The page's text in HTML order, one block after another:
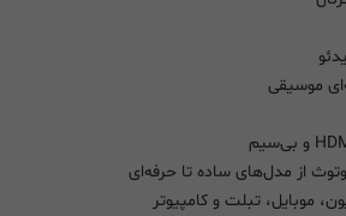
موسیقی
از مدل‌های ساده تا حرفه‌ای
موبایل، تبلت و کامپیوتر